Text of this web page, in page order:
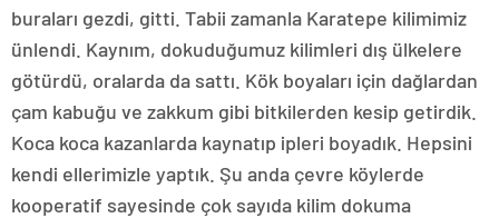
buraları gezdi, gitti. Tabii zamanla Karatepe kilimimiz
ünlendi. Kaynım, dokuduğumuz kilimleri dış ülkelere
götürdü, oralarda da sattı. Kök boyaları için dağlardan
çam kabuğu ve zakkum gibi bitkilerden kesip getirdik.
Koca koca kazanlarda kaynatıp ipleri boyadık. Hepsini
kendi ellerimizle yaptık. Şu anda çevre köylerde
kooperatif sayesinde çok sayıda kilim dokuma